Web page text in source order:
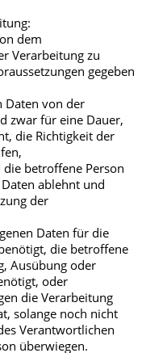
dem
Verarbeitung zu
gegeben
Daten von der
zwar für eine Dauer,
die Richtigkeit der
betroffene Person
ablehnt und
der
Daten für die
die betroffene
Ausübung oder
oder
die Verarbeitung
solange noch nicht
Verantwortlichen
überwiegen.